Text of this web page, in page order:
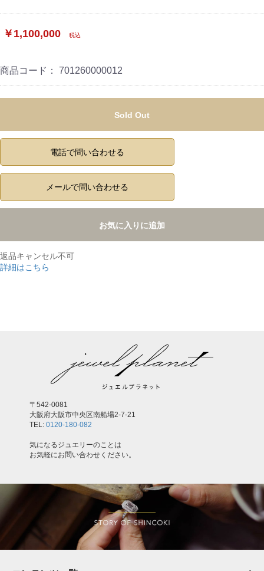
￥1,100,000 税込
商品コード： 701260000012
Sold Out
電話で問い合わせる
メールで問い合わせる
お気に入りに追加
返品キャンセル不可
詳細はこちら
〒542-0081
大阪府大阪市中央区南船場2-7-21
TEL: 0120-180-082
気になるジュエリーのことは
お気軽にお問い合わせください。